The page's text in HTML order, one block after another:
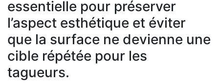
essentielle pour préserver
l’aspect esthétique et éviter
que la surface ne devienne une
cible répétée pour les
tagueurs.